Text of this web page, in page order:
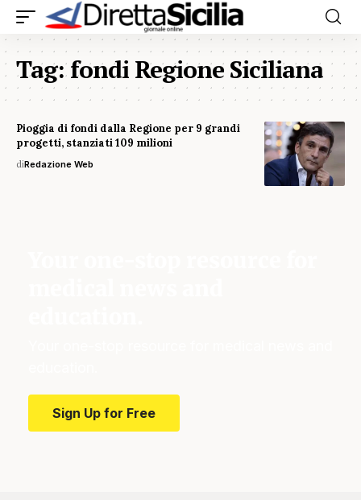
Tag:fondi Regione Siciliana
Pioggia di fondi dalla Regione per 9 grandi
progetti, stanziati 109 milioni
diRedazione Web
Sign Up for Free